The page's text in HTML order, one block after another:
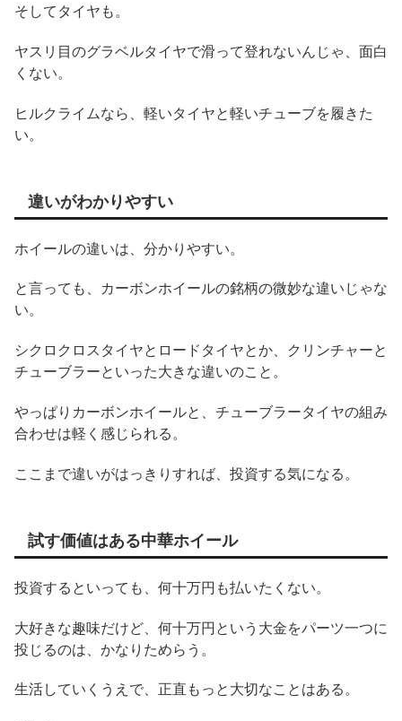
そしてタイヤも。
ヤスリ目のグラベルタイヤで滑って登れないんじゃ、面白
くない。
ヒルクライムなら、軽いタイヤと軽いチューブを履きた
い。
違いがわかりやすい
ホイールの違いは、分かりやすい。
と言っても、カーボンホイールの銘柄の微妙な違いじゃな
い。
シクロクロスタイヤとロードタイヤとか、クリンチャーと
チューブラーといった大きな違いのこと。
やっぱりカーボンホイールと、チューブラータイヤの組み
合わせは軽く感じられる。
ここまで違いがはっきりすれば、投資する気になる。
試す価値はある中華ホイール
投資するといっても、何十万円も払いたくない。
大好きな趣味だけど、何十万円という大金をパーツ一つに
投じるのは、かなりためらう。
生活していくうえで、正直もっと大切なことはある。